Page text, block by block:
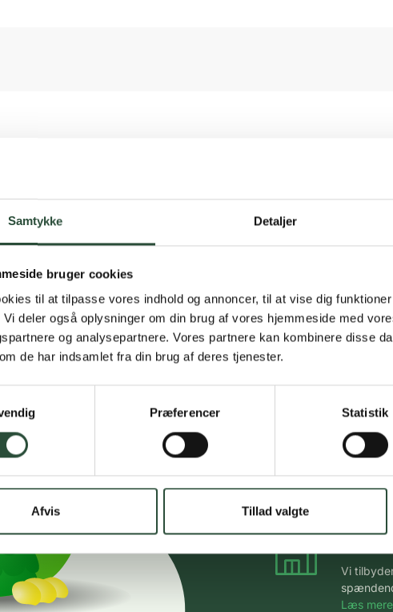
Samtykke Detaljer
bruger cookies
til at tilpasse vores indhold og annoncer, til at vise dig
deler også oplysninger om din brug af vores hjemmeside med
og analysepartnere. Vores partnere kan kombinere disse
de har indsamlet fra din brug af deres tjenester.
Præferencer Statistik
Afvis Tillad valgte
Få hjælp
Hurtigt
Vi
Læs